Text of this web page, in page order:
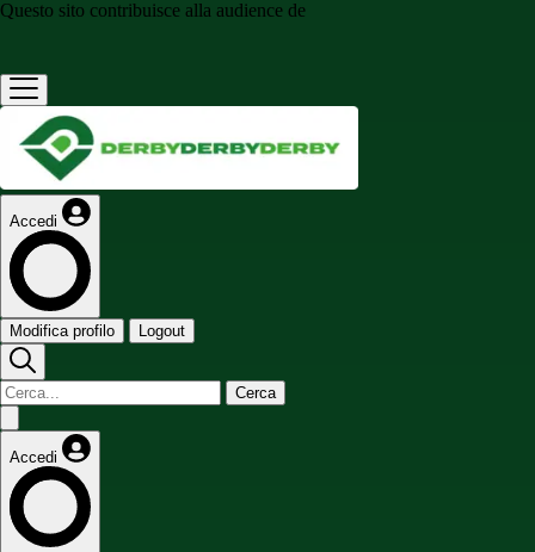
Questo sito contribuisce alla audience de
Accedi
Modifica profilo Logout
Cerca
Accedi